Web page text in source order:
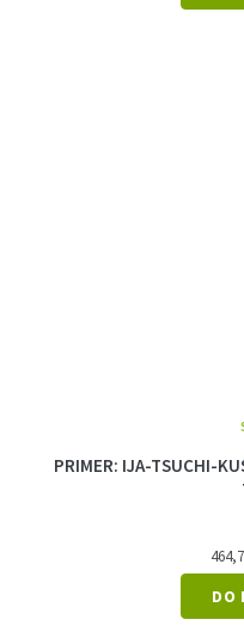
PRIMER: IJA-TSUCHI-
cena:
DO